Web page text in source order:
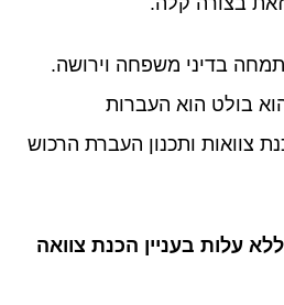
בדיני משפחה וירושה.
בולט הוא העברות
צוואות ותכנון העברת הרכוש
ללא עלות בעניין הכנת צוואה